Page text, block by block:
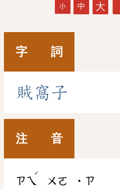
小 中 大
字 詞
賊 窩子
注 音
ㄗㄟ
ˊ
ㄨㄛ ˙ㄗ